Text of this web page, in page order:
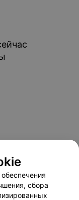
сбора